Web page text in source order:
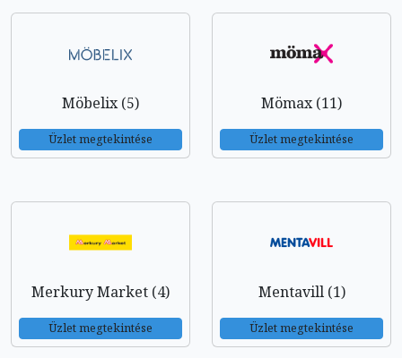
Möbelix (5)
Üzlet megtekintése
Mömax (11)
Üzlet megtekintése
Merkury Market (4)
Üzlet megtekintése
Mentavill (1)
Üzlet megtekintése